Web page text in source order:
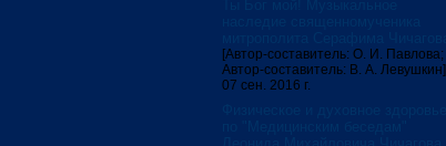
[Автор-составитель: О. И. Павлова;
Автор-составитель: В. А. Левушкин]
07 сен. 2016 г.